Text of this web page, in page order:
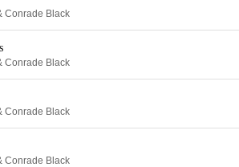
Conrade Black
Conrade Black
Conrade Black
Conrade Black